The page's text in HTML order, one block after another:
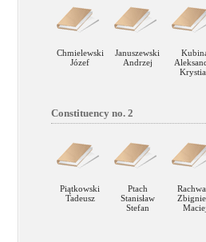
Chmielewski
Józef
Januszewski
Andrzej
Constituency no. 2
Piątkowski
Tadeusz
Ptach
Stanisław
Stefan